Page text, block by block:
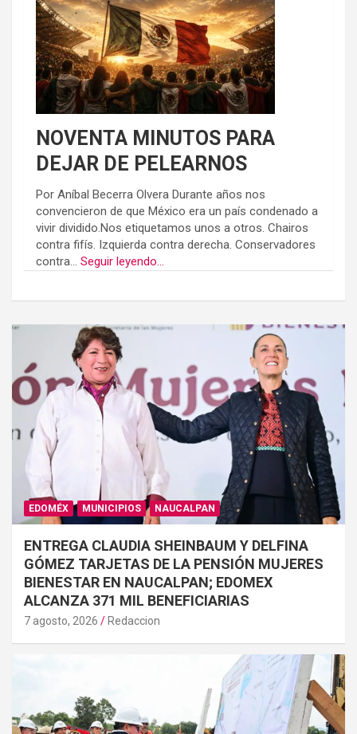
NOVENTA MINUTOS PARA
DEJAR DE PELEARNOS
Por Aníbal Becerra Olvera Durante años nos
convencieron de que México era un país condenado a
vivir dividido.Nos etiquetamos unos a otros. Chairos
contra fifís. Izquierda contra derecha. Conservadores
contra... Seguir leyendo...
EDOMÉX MUNICIPIOS NAUCALPAN
ENTREGA CLAUDIA SHEINBAUM Y DELFINA
GÓMEZ TARJETAS DE LA PENSIÓN MUJERES
BIENESTAR EN NAUCALPAN; EDOMEX
ALCANZA 371 MIL BENEFICIARIAS
7 agosto, 2026 Redaccion